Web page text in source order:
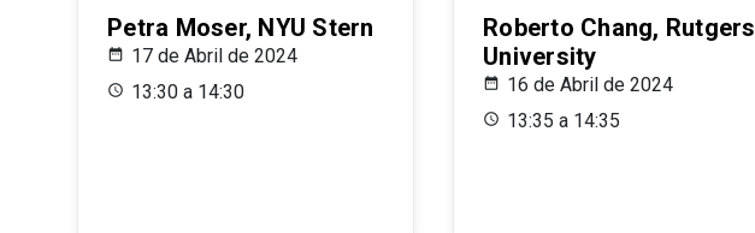
Petra Moser, NYU Stern
17 de Abril de 2024
13:30 a 14:30
Roberto Chang, Rutgers
University
16 de Abril de 2024
13:35 a 14:35